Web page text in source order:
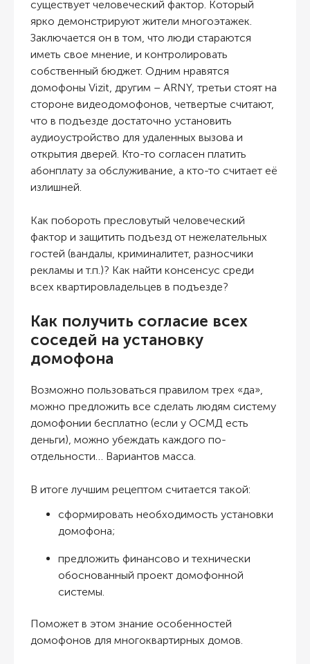
существует человеческий фактор. Который
ярко демонстрируют жители многоэтажек.
Заключается он в том, что люди стараются
иметь свое мнение, и контролировать
собственный бюджет. Одним нравятся
домофоны Vizit, другим – ARNY, третьи стоят на
стороне видеодомофонов, четвертые считают,
что в подъезде достаточно установить
аудиоустройство для удаленных вызова и
открытия дверей. Кто-то согласен платить
абонплату за обслуживание, а кто-то считает её
излишней.
Как побороть пресловутый человеческий
фактор и защитить подъезд от нежелательных
гостей (вандалы, криминалитет, разносчики
рекламы и т.п.)? Как найти консенсус среди
всех квартировладельцев в подъезде?
Как получить согласие всех
соседей на установку
домофона
Возможно пользоваться правилом трех «да»,
можно предложить все сделать людям систему
домофонии бесплатно (если у ОСМД есть
деньги), можно убеждать каждого по-
отдельности… Вариантов масса.
В итоге лучшим рецептом считается такой:
сформировать необходимость установки
домофона;
предложить финансово и технически
обоснованный проект домофонной
системы.
Поможет в этом знание особенностей
домофонов для многоквартирных домов.